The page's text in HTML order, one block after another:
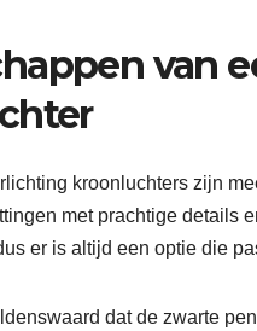
van
kroonluchters zijn
met prachtige details
er is altijd een optie die
dat de zwarte